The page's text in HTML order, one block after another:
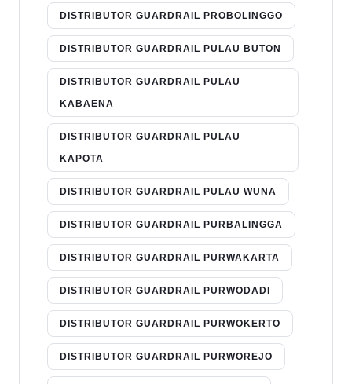
DISTRIBUTOR GUARDRAIL PROBOLINGGO
DISTRIBUTOR GUARDRAIL PULAU BUTON
DISTRIBUTOR GUARDRAIL PULAU
KABAENA
DISTRIBUTOR GUARDRAIL PULAU
KAPOTA
DISTRIBUTOR GUARDRAIL PULAU WUNA
DISTRIBUTOR GUARDRAIL PURBALINGGA
DISTRIBUTOR GUARDRAIL PURWAKARTA
DISTRIBUTOR GUARDRAIL PURWODADI
DISTRIBUTOR GUARDRAIL PURWOKERTO
DISTRIBUTOR GUARDRAIL PURWOREJO